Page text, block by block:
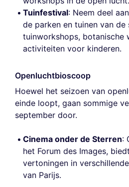
Tuinfestival: Neem deel
de parken en tuinen van de
tuinworkshops, botanische
activiteiten voor kinderen.
Openluchtbioscoop
Hoewel het seizoen van
einde loopt, gaan sommige
september door.
Cinema onder de Sterren:
het Forum des Images,
vertoningen in
van Parijs.